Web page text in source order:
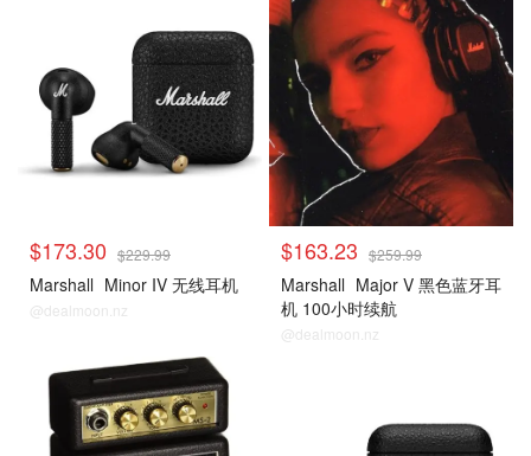
$173.30 $229.99
Marshall Minor IV 无线耳机
@dealmoon.nz
$163.23 $259.99
Marshall Major V 黑色蓝牙耳
机 100小时续航
@dealmoon.nz